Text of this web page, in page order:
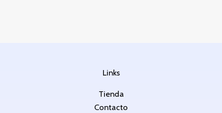
Links
Tienda
Contacto